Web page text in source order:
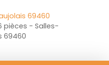
69460
pièces - Salles-
69460